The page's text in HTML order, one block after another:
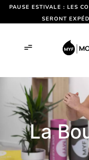
PAUSE ESTIVALE : LES
SERONT
La